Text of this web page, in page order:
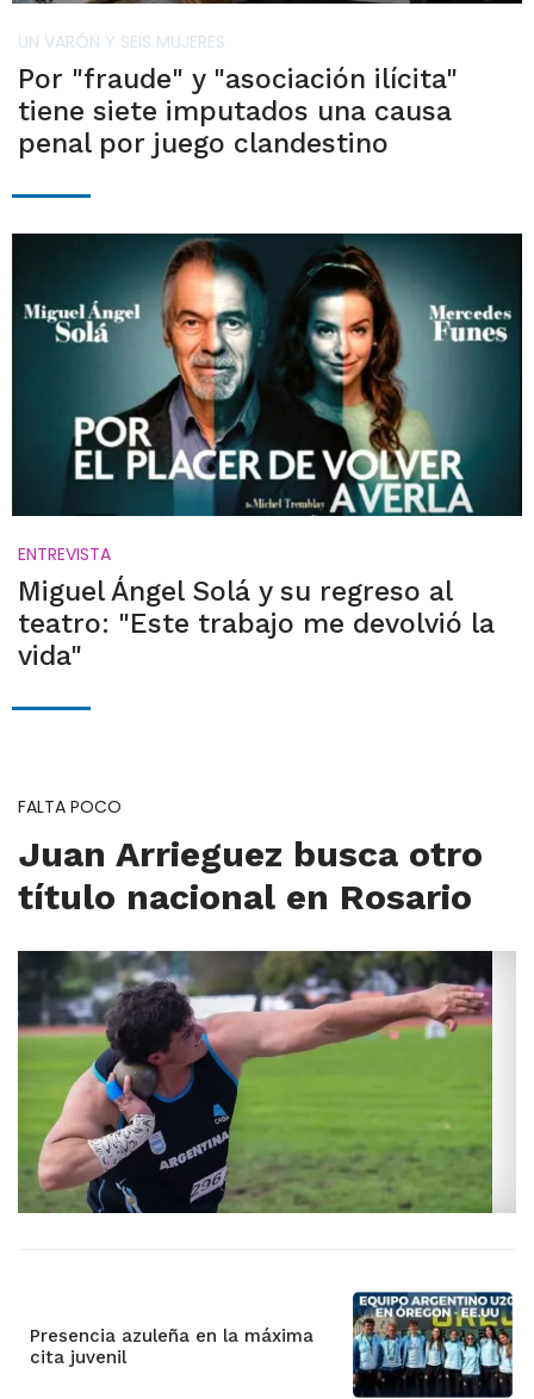
UN VARÓN Y SEIS MUJERES
Por "fraude" y "asociación ilícita"
tiene siete imputados una causa
penal por juego clandestino
ENTREVISTA
Miguel Ángel Solá y su regreso al
teatro: "Este trabajo me devolvió la
vida"
FALTA POCO
Juan Arrieguez busca otro
título nacional en Rosario
Presencia azuleña en la máxima
cita juvenil